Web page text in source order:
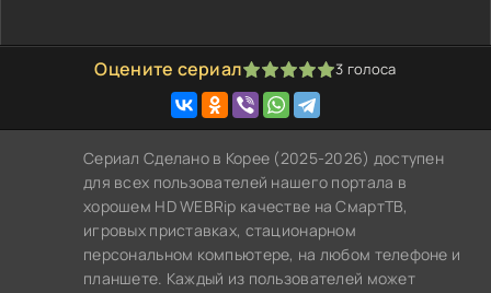
Оцените сериал
1 2 3 4 5 3 голоса
Сериал Сделано в Корее (2025-2026) доступен
для всех пользователей нашего портала в
хорошем HD WEBRip качестве на СмартТВ,
игровых приставках, стационарном
персональном компьютере, на любом телефоне и
планшете. Каждый из пользователей может